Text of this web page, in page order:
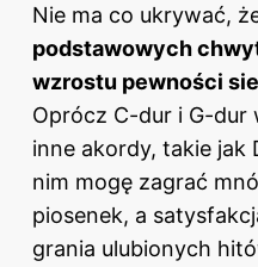
Nie ma co ukrywać,
podstawowych
wzrostu pewności
Oprócz C-dur i G-
inne akordy, takie jak
nim mogę zagrać
piosenek, a
grania ulubionych